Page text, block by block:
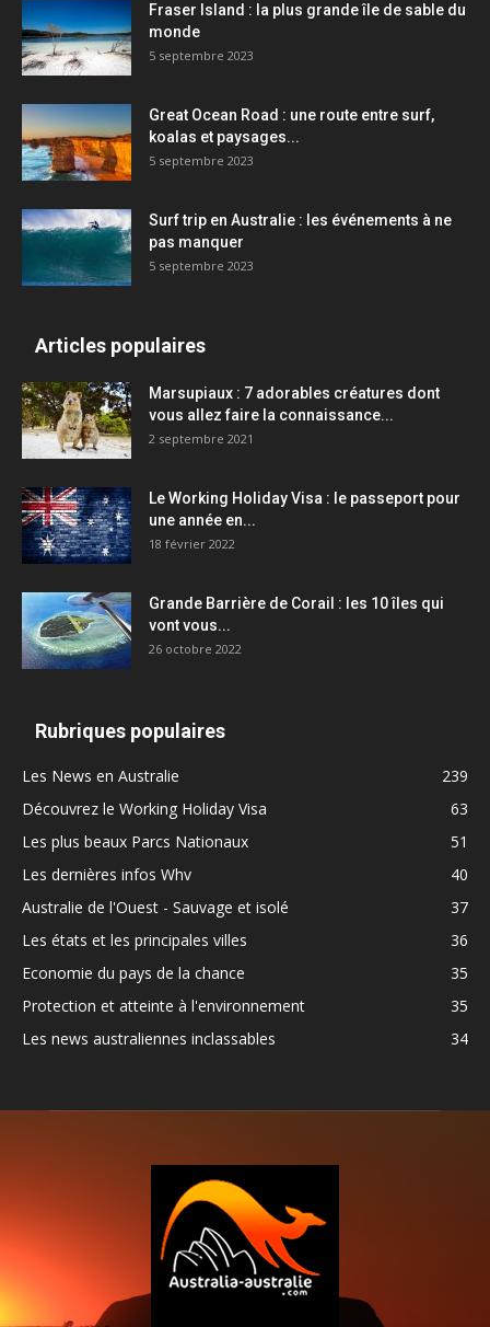
Fraser Island : la plus grande île de sable du
monde
5 septembre 2023
Great Ocean Road : une route entre surf,
koalas et paysages...
5 septembre 2023
Surf trip en Australie : les événements à ne
pas manquer
5 septembre 2023
Articles populaires
Marsupiaux : 7 adorables créatures dont
vous allez faire la connaissance...
2 septembre 2021
Le Working Holiday Visa : le passeport pour
une année en...
18 février 2022
Grande Barrière de Corail : les 10 îles qui
vont vous...
26 octobre 2022
Rubriques populaires
Les News en Australie
239
Découvrez le Working Holiday Visa
63
Les plus beaux Parcs Nationaux
51
Les dernières infos Whv
40
Australie de l'Ouest - Sauvage et isolé
37
Les états et les principales villes
36
Economie du pays de la chance
35
Protection et atteinte à l'environnement
35
Les news australiennes inclassables
34